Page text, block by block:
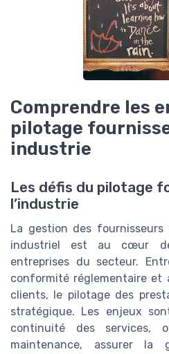
Comprendre les
pilotage
industrie
Les défis du pilotage
l’industrie
La gestion des
industriel est au cœur
entreprises du secteur.
conformité réglementaire et
clients, le pilotage des
stratégique. Les enjeux
continuité des services,
maintenance, assurer la